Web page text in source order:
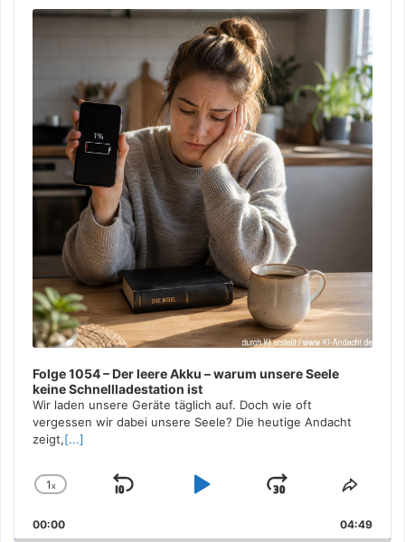
Player
Folge 1054 – Der leere Akku – warum unsere Seele
keine Schnellladestation ist
Wir laden unsere Geräte täglich auf. Doch wie oft
vergessen wir dabei unsere Seele? Die heutige Andacht
zeigt,[...]
Change
Rate
1x
Skip
Play
Jump
Forward
Share
00:00 04:49